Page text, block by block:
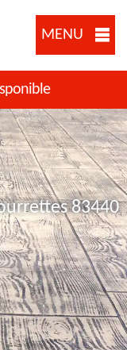
MENU
83440